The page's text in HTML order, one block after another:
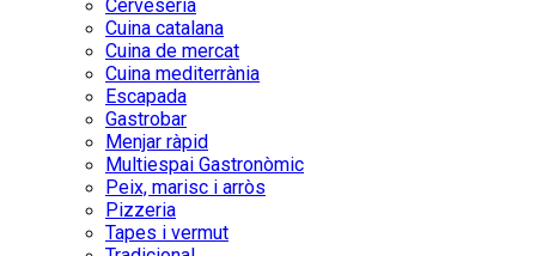
Cerveseria
Cuina catalana
Cuina de mercat
Cuina mediterrània
Escapada
Gastrobar
Menjar ràpid
Multiespai Gastronòmic
Peix, marisc i arròs
Pizzeria
Tapes i vermut